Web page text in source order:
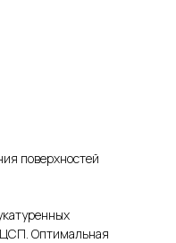
поверхностей
ЦСП. Оптимальная